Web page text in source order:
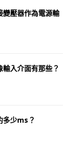
壓器作為電源輸
入介面有那些？
多少ms？